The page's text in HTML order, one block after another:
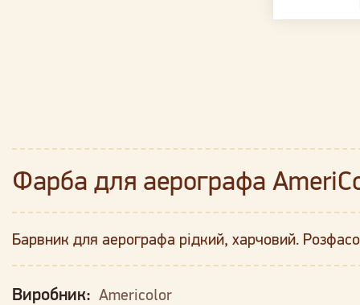
Фарба для аерографа
Барвник для аерографа рідкий, харчовий.
Виробник: Americolor